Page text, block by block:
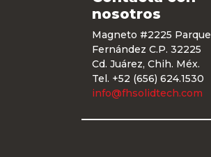
nosotros
Magneto #2225
Fernández C.P. 32225
Cd. Juárez, Chih. Méx.
Tel. +52 (656) 624.1530
info@fhsolidtech.com